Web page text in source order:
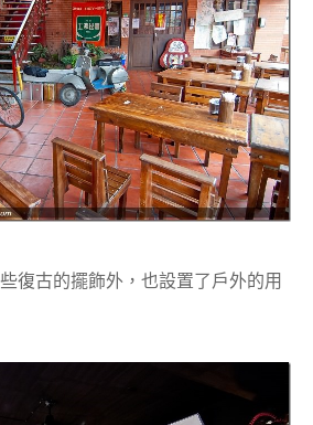
復古的擺飾外，也設置了戶外的用